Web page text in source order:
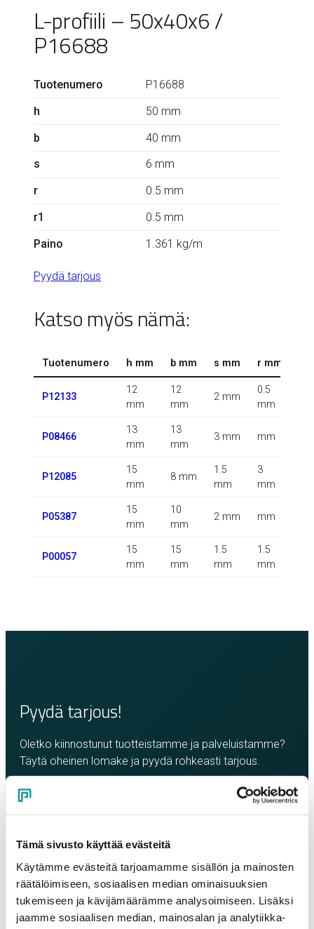
Tämä sivusto käyttää evästeitä
Käytämme evästeitä tarjoamamme sisällön ja mainosten
räätälöimiseen, sosiaalisen median ominaisuuksien
tukemiseen ja kävijämäärämme analysoimiseen. Lisäksi
jaamme sosiaalisen median, mainosalan ja analytiikka-
L-profiili – 50x40x6 /
P16688
Tuotenumero
P16688
h
50 mm
b
40 mm
s
6 mm
r
0.5 mm
r1
0.5 mm
Paino
1.361 kg/m
Pyydä tarjous
Katso myös nämä:
Tuotenumero h mm b mm s mm r mm
P12133
12
mm
12
mm
2 mm
0.5
mm
P08466
13
mm
13
mm
3 mm mm
P12085
15
mm
8 mm
1.5
mm
3
mm
P05387
15
mm
10
mm
2 mm mm
P00057
15
mm
15
mm
1.5
mm
1.5
mm
Pyydä tarjous!
Oletko kiinnostunut tuotteistamme ja palveluistamme?
Täytä oheinen lomake ja pyydä rohkeasti tarjous.
Olemme sinuun yhteydessä mahdollisimman pian!
Yritys*
Yhteyshenkilö*